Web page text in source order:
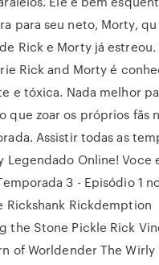
para seu neto, Morty, qu
Rick e Morty já estreou.
Rick and Morty é
e tóxica. Nada melhor
que zoar os próprios fãs
Assistir todas as
Legendado Online! Voce
3 - Episódio 1
Rickshank Rickdemption
the Stone Pickle Rick
of Worldender The Wirly